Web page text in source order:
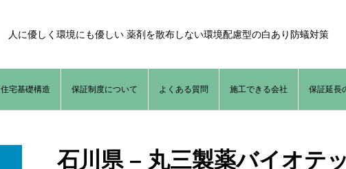
人に優しく環境にも優しい 薬剤を散布しない環境配慮型の白あり防蟻対策
住宅基礎構造 保証制度について よくある質問 施工できる会社 保証延長
石川県 – 丸三製薬バイオテ